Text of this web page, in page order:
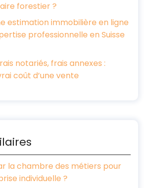
forestier ?
estimation immobilière en ligne
professionnelle en Suisse
notariés, frais annexes :
coût d’une vente
la chambre des métiers pour
individuelle ?